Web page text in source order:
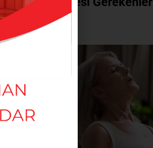
Devamını Oku »